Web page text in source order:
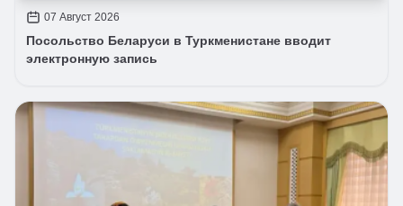
07 Август 2026
Посольство Беларуси в Туркменистане вводит
электронную запись